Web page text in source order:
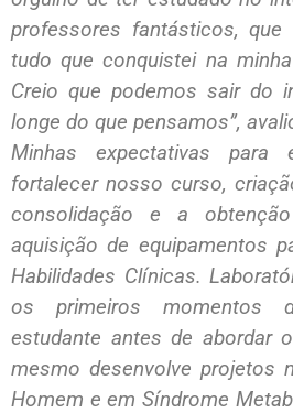
professores fantásticos,
tudo que conquistei na
Creio que podemos sair do
longe do que pensamos”,
Minhas expectativas
fortalecer nosso curso,
consolidação e a
aquisição de equipamentos
Habilidades Clínicas.
os primeiros momentos
estudante antes de abordar
mesmo desenvolve projetos
Homem e em Síndrome